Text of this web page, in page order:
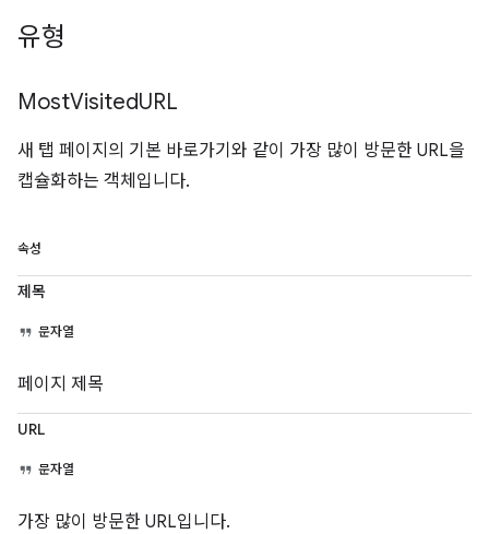
유형
MostVisitedURL
새 탭 페이지의 기본 바로가기와 같이 가장 많이 방문한 URL을
캡슐화하는 객체입니다.
속성
제목
문자열
페이지 제목
URL
문자열
가장 많이 방문한 URL입니다.